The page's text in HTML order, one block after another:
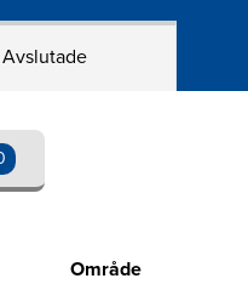
Avslutade
Område